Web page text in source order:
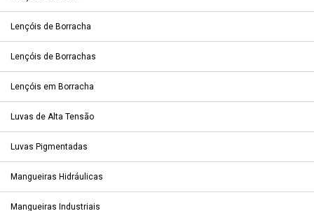
Lençóis de Borracha
Lençóis de Borrachas
Lençóis em Borracha
Luvas de Alta Tensão
Luvas Pigmentadas
Mangueiras Hidráulicas
Mangueiras Industriais